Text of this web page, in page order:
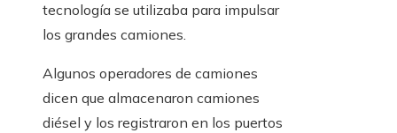
tecnología se utilizaba para impulsar
los grandes camiones.
Algunos operadores de camiones
dicen que almacenaron camiones
diésel y los registraron en los puertos